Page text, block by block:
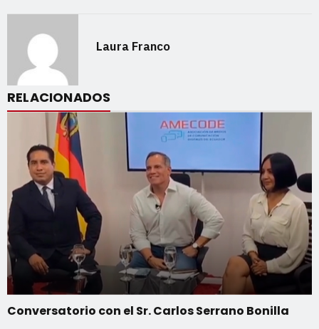
Laura Franco
RELACIONADOS
Conversatorio con el Sr. Carlos Serrano Bonilla